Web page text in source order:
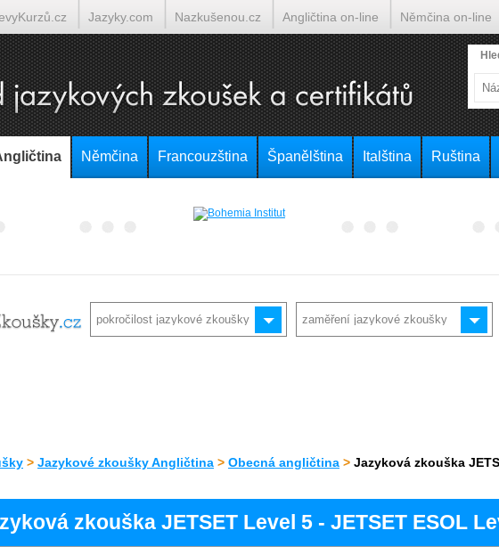
Jazyky.com Nazkušenou.cz Angličtina on-line Němčina on-line
Překládá.cz Tlumočí.cz
Němčina Francouzština Španělština Italština Ruština
> Jazykové zkoušky Angličtina > Obecná angličtina > Jazyková zkouška
zkouška JETSET Level 5 - JETSET ESOL